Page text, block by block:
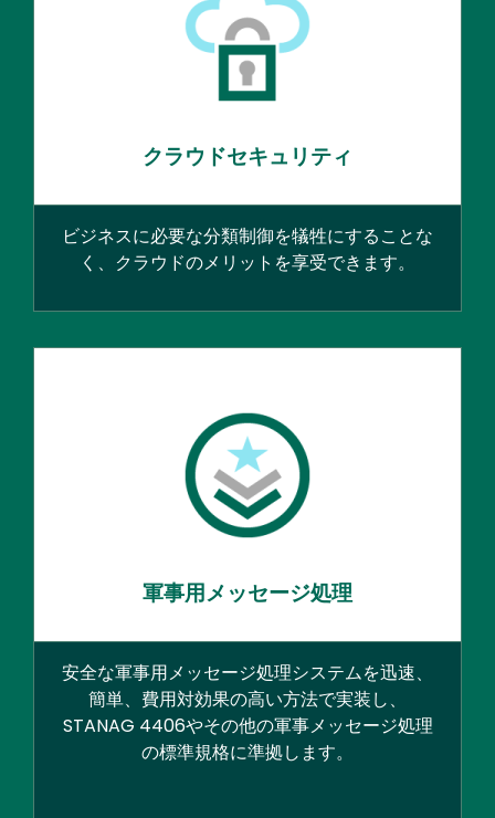
クラウドセキュリティ
ビジネスに必要な分類制御を犠牲にすることな
く、クラウドのメリットを享受できます。
軍事用メッセージ処理
安全な軍事用メッセージ処理システムを迅速、
簡単、費用対効果の高い方法で実装し、
STANAG 4406やその他の軍事メッセージ処理
の標準規格に準拠します。